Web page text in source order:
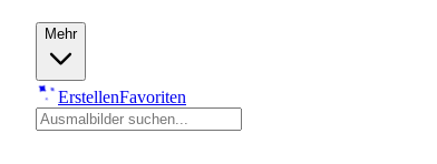
Mehr
ErstellenFavoriten